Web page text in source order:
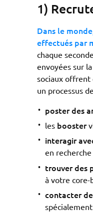
1)
Dans le
effectués par
chaque
envoyées sur
sociaux offrent
un processus
posterdes
les booster
interagir
en recherche
trouverdes
à votre core-
contacter
spécialement